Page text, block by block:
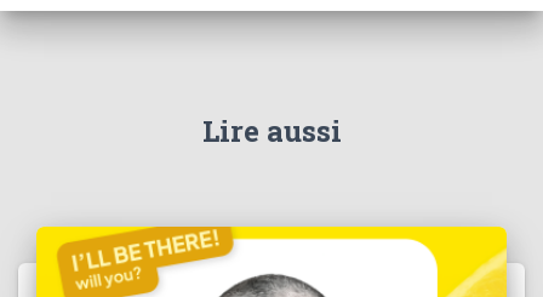
Lire aussi